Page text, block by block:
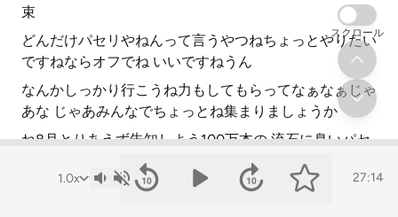
束
どんだけパセリやねんって言うやつねちょっとやりたい
ですねならオフでね いいですねうん
なんかしっかり行こうね力もしてもらってなぁなぁじゃ
あな じゃあみんなでちょっとね集まりましょうか
ね8月とりあえず告知しよう100万本の 流石に臭いパセ
リ100万本は臭いわー
じゃあちょっとねあの告知しますので皆さんねあの日取
27:14
スクロール